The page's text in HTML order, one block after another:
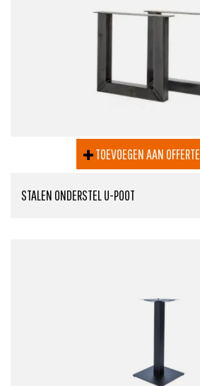
TOEVOEGEN AAN OFFERTE
STALEN ONDERSTEL U-POOT